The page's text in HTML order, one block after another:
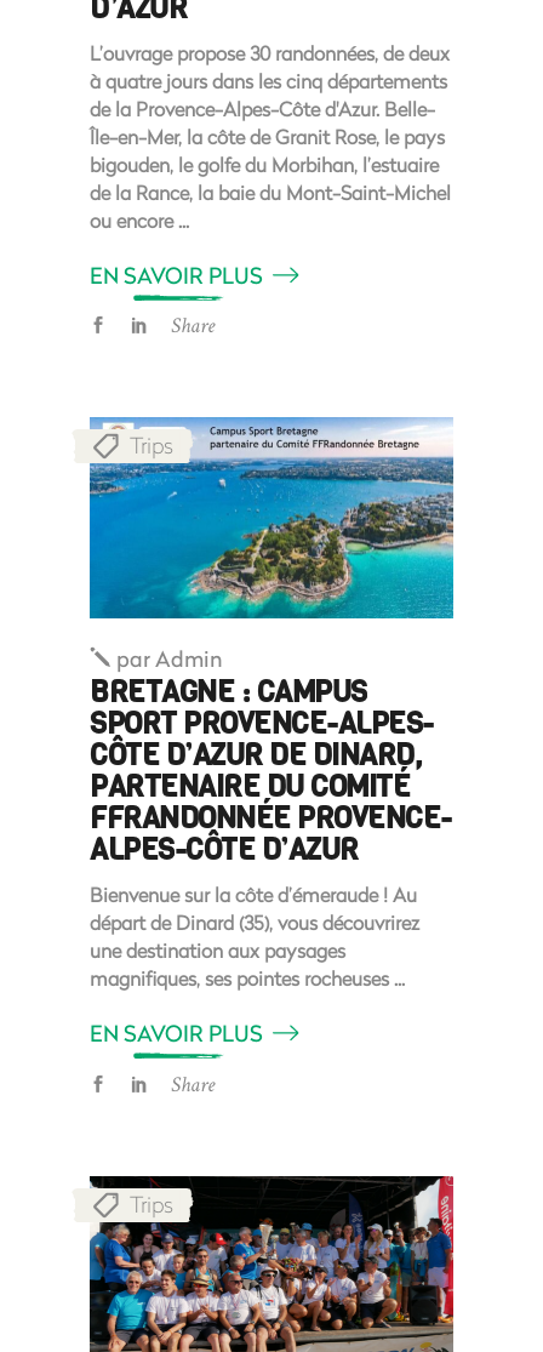
D’AZUR
L’ouvrage propose 30 randonnées, de deux
à quatre jours dans les cinq départements
de la Provence-Alpes-Côte d'Azur. Belle-
Île-en-Mer, la côte de Granit Rose, le pays
bigouden, le golfe du Morbihan, l’estuaire
de la Rance, la baie du Mont-Saint-Michel
ou encore
EN SAVOIR PLUS
Share
Trips
parAdmin
BRETAGNE : CAMPUS
SPORT PROVENCE-ALPES-
CÔTE D’AZUR DE DINARD,
PARTENAIRE DU COMITÉ
FFRANDONNÉE PROVENCE-
ALPES-CÔTE D’AZUR
Bienvenue sur la côte d’émeraude ! Au
départ de Dinard (35), vous découvrirez
une destination aux paysages
magnifiques, ses pointes rocheuses
EN SAVOIR PLUS
Share
Trips